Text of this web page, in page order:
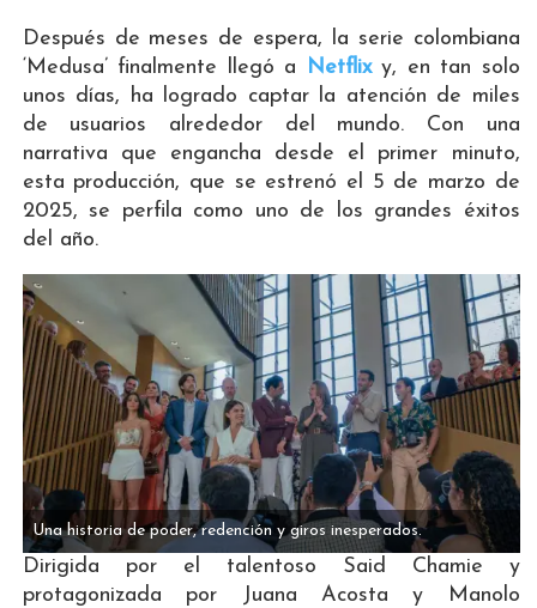
Después de meses de espera, la serie colombiana
‘Medusa’ finalmente llegó a
Netflixy, en tan solo
unos días, ha logrado captar la atención de miles
de usuarios alrededor del mundo. Con una
narrativa que engancha desde el primer minuto,
esta producción, que se estrenó el 5 de marzo de
2025, se perfila como uno de los grandes éxitos
del año.
Una historia de poder, redención y giros inesperados.
Dirigida por el talentoso Said Chamie y
protagonizada por Juana Acosta y Manolo